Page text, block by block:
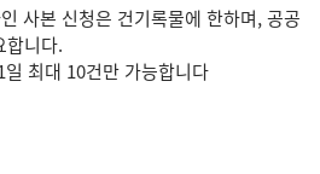
사본 신청은 건기록물에 한하며, 공공
합니다.
최대 10건만 가능합니다